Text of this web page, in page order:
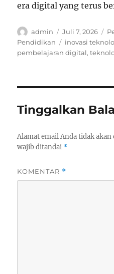
era digital yang terus
Author
admin
Posted
on
Juli 7, 2026
Pendidikan
Tags
inovasi
pembelajaran digital,
Tinggalkan
Alamat email Anda tidak
wajib ditandai *
KOMENTAR *